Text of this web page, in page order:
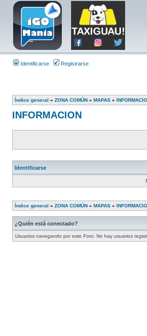
Identificarse Registrarse
Índice general » ZONA COMÚN » MAPAS »
INFORMACION
Identificarse
Índice general » ZONA COMÚN » MAPAS »
¿Quién está conectado?
Usuarios navegando por este Foro: No hay usuarios